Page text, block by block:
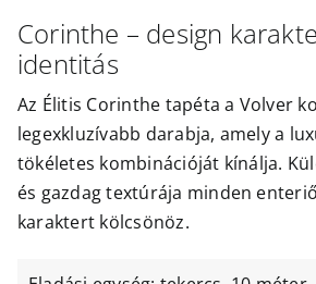
Corinthe – design
identitás
Az Élitis Corinthe tapéta a Volver
legexkluzívabb darabja, amely a
tökéletes kombinációját kínálja.
és gazdag textúrája minden
karaktert kölcsönöz.